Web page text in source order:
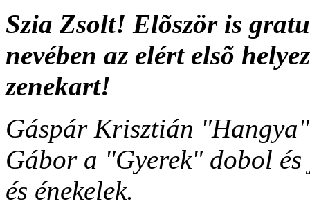
Szia Zsolt! Elõször is
nevében az elért elsõ
zenekart!
Gáspár Krisztián
Gábor a "Gyerek" dobol
és énekelek.